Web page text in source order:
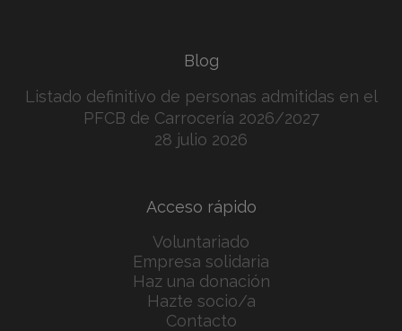
Blog
Listado definitivo de personas admitidas en el
PFCB de Carrocería 2026/2027
28 julio 2026
Acceso rápido
Voluntariado
Empresa solidaria
Haz una donación
Hazte socio/a
Contacto